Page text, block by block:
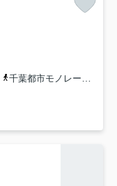
千葉都市モノレール「天台」駅 徒歩17分